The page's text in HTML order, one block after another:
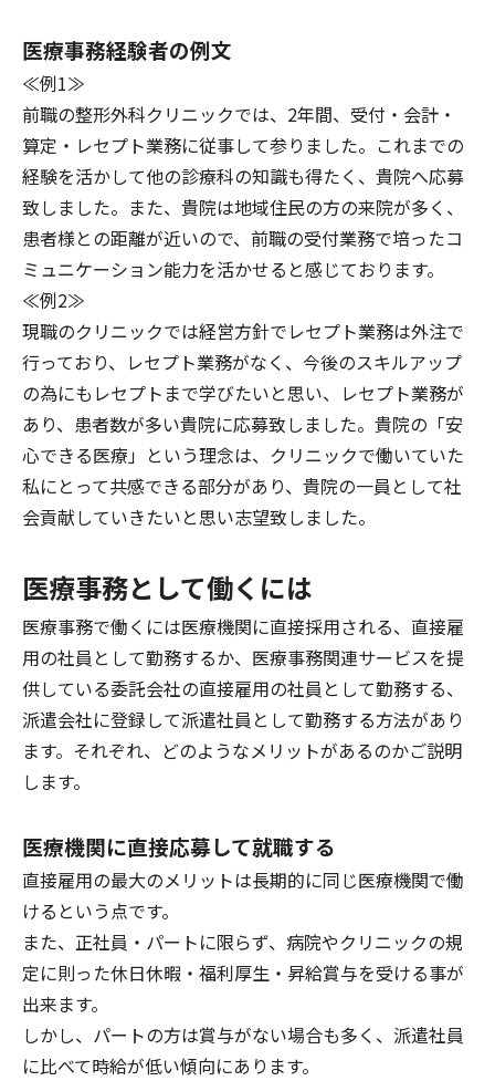
医療事務経験者の例文
≪例1≫
前職の整形外科クリニックでは、2年間、受付・会計・
算定・レセプト業務に従事して参りました。これまでの
経験を活かして他の診療科の知識も得たく、貴院へ応募
致しました。また、貴院は地域住民の方の来院が多く、
患者様との距離が近いので、前職の受付業務で培ったコ
ミュニケーション能力を活かせると感じております。
≪例2≫
現職のクリニックでは経営方針でレセプト業務は外注で
行っており、レセプト業務がなく、今後のスキルアップ
の為にもレセプトまで学びたいと思い、レセプト業務が
あり、患者数が多い貴院に応募致しました。貴院の「安
心できる医療」という理念は、クリニックで働いていた
私にとって共感できる部分があり、貴院の一員として社
会貢献していきたいと思い志望致しました。
医療事務として働くには
医療事務で働くには医療機関に直接採用される、直接雇
用の社員として勤務するか、医療事務関連サービスを提
供している委託会社の直接雇用の社員として勤務する、
派遣会社に登録して派遣社員として勤務する方法があり
ます。それぞれ、どのようなメリットがあるのかご説明
します。
医療機関に直接応募して就職する
直接雇用の最大のメリットは長期的に同じ医療機関で働
けるという点です。
また、正社員・パートに限らず、病院やクリニックの規
定に則った休日休暇・福利厚生・昇給賞与を受ける事が
出来ます。
しかし、パートの方は賞与がない場合も多く、派遣社員
に比べて時給が低い傾向にあります。